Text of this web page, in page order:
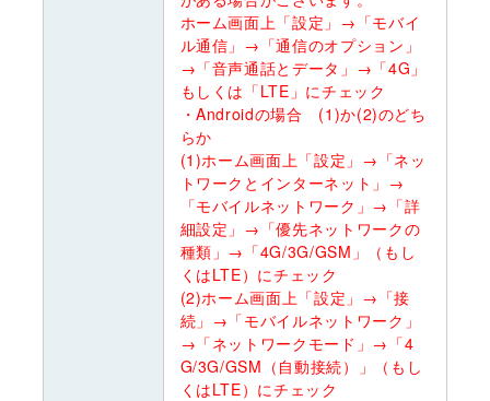
ホーム画面上「設定」→「モバイ
ル通信」→「通信のオプション」
→「音声通話とデータ」→「4G」
もしくは「LTE」にチェック
・Androidの場合 (1)か(2)のどち
らか
(1)ホーム画面上「設定」→「ネッ
トワークとインターネット」→
「モバイルネットワーク」→「詳
細設定」→「優先ネットワークの
種類」→「4G/3G/GSM」（もし
くはLTE）にチェック
(2)ホーム画面上「設定」→「接
続」→「モバイルネットワーク」
→「ネットワークモード」→「4
G/3G/GSM（自動接続）」（もし
くはLTE）にチェック